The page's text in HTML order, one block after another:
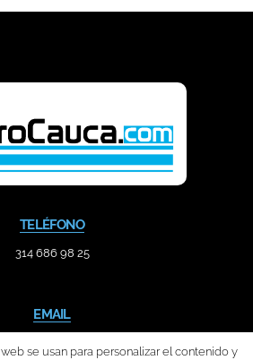
TELÉFONO
314 686 98 25
EMAIL
se usan para personalizar el contenido y